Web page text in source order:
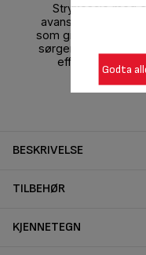
Strykesåle med
avansert slipp-
som gir utmerket
sørger for
effektiv stryking.
BESKRIVELSE
TILBEHØR
KJENNETEGN
Godta